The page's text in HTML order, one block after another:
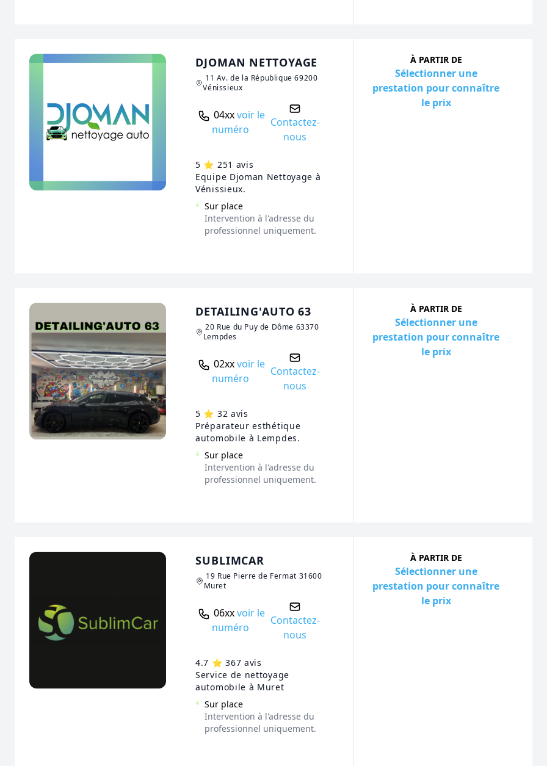
DJOMAN NETTOYAGE
11 Av. de la République 69200
Vénissieux
04xxvoir le
numéro
Contactez-
nous
5 ⭐️ 251 avis
Equipe Djoman Nettoyage à
Vénissieux.
Sur place
Intervention à l'adresse du
professionnel uniquement.
À PARTIR DE
Sélectionner une
prestation pour connaître
le prix
DETAILING'AUTO 63
20 Rue du Puy de Dôme 63370
Lempdes
02xxvoir le
numéro
Contactez-
nous
5 ⭐️ 32 avis
Préparateur esthétique
automobile à Lempdes.
Sur place
Intervention à l'adresse du
professionnel uniquement.
À PARTIR DE
Sélectionner une
prestation pour connaître
le prix
SUBLIMCAR
19 Rue Pierre de Fermat 31600
Muret
06xxvoir le
numéro
Contactez-
nous
4.7 ⭐️ 367 avis
Service de nettoyage
automobile à Muret
Sur place
Intervention à l'adresse du
professionnel uniquement.
À PARTIR DE
Sélectionner une
prestation pour connaître
le prix